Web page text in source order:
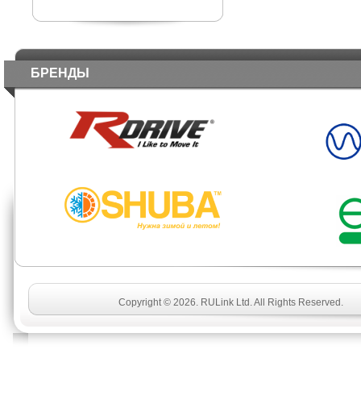
БРЕНДЫ
Copyright © 2026. RULink Ltd. All Rights Reserved.